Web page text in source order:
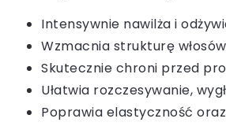
Intensywnie nawilża i
Wzmacnia strukturę
Skutecznie chroni przed
Ułatwia rozczesywanie,
Poprawia elastyczność